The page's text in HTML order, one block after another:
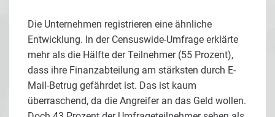
Die Unternehmen registrieren eine ähnliche
Entwicklung. In der Censuswide-Umfrage erklärte
mehr als die Hälfte der Teilnehmer (55 Prozent),
dass ihre Finanzabteilung am stärksten durch E-
Mail-Betrug gefährdet ist. Das ist kaum
überraschend, da die Angreifer an das Geld wollen.